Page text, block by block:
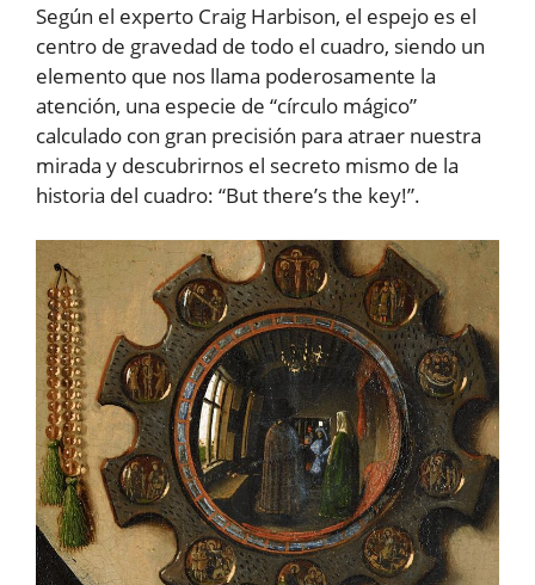
Según el experto Craig Harbison, el espejo es el
centro de gravedad de todo el cuadro, siendo un
elemento que nos llama poderosamente la
atención, una especie de “círculo mágico”
calculado con gran precisión para atraer nuestra
mirada y descubrirnos el secreto mismo de la
historia del cuadro: “But there’s the key!”.